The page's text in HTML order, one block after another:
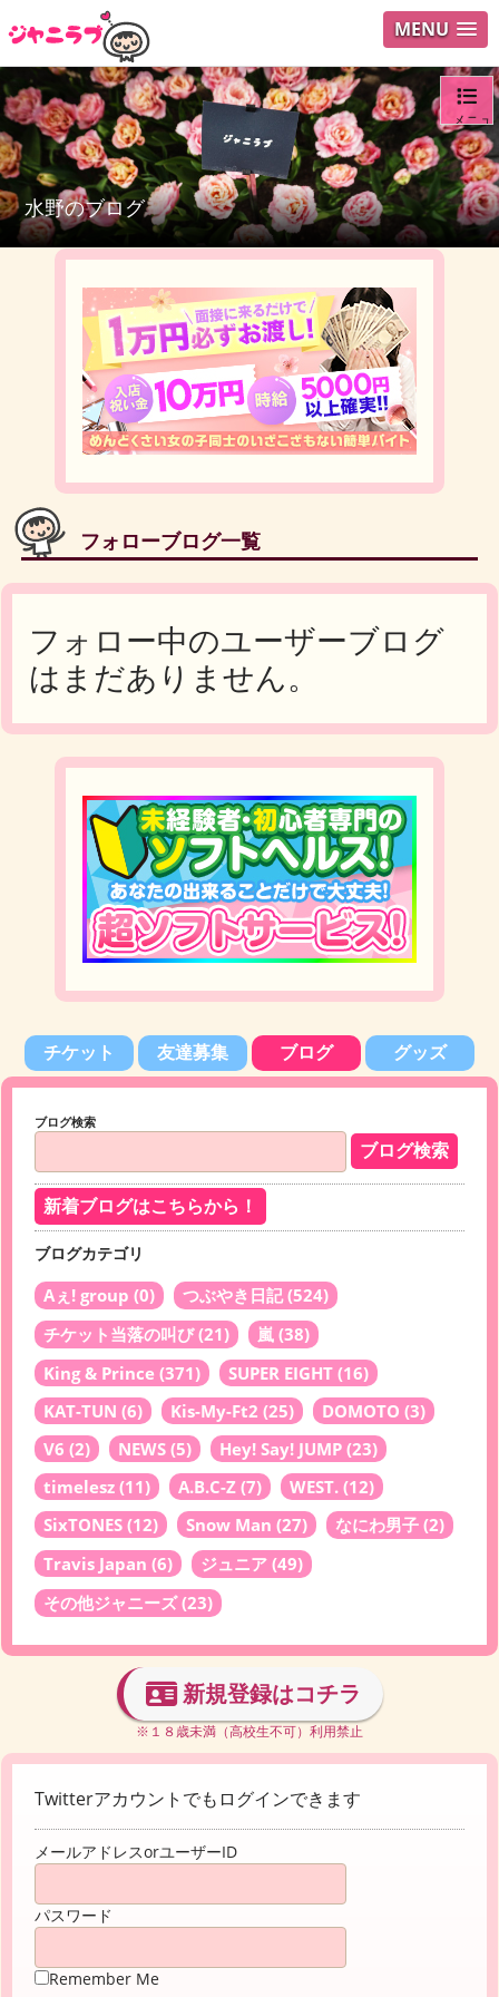
MENU
水野のブログ
メニュ
ログイ
ユー
フォローブログ一覧
フォロー中のユーザーブログ
はまだありません。
チケット 友達募集 ブログ グッズ
ブログ検索
新着ブログはこちらから！
ブログカテゴリ
Aぇ! group (0) つぶやき日記(524)
チケット当落の叫び(21) 嵐 (38)
King & Prince (371) SUPER EIGHT (16)
KAT-TUN (6) Kis-My-Ft2 (25) DOMOTO (3)
V6 (2) NEWS (5) Hey! Say! JUMP (23)
timelesz (11) A.B.C-Z (7) WEST. (12)
SixTONES (12) Snow Man (27) なにわ男子 (2)
Travis Japan (6) ジュニア (49)
その他ジャニーズ(23)
新規登録はコチラ
※１８歳未満（高校生不可）利用禁止
Twitterアカウントでもログインできます
メールアドレスorユーザーID
パスワード
Remember Me